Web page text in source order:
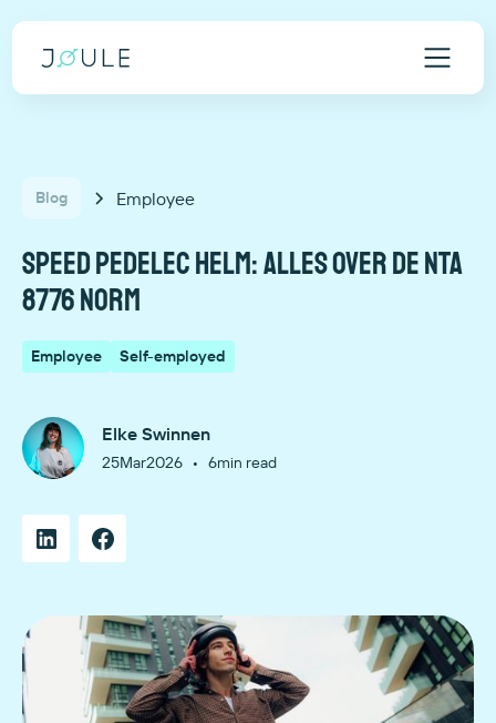
Blog Employee
Speed pedelec helm: alles over de NTA
8776 norm
Employee Self-employed
Elke Swinnen
25Mar2026 • 6min read